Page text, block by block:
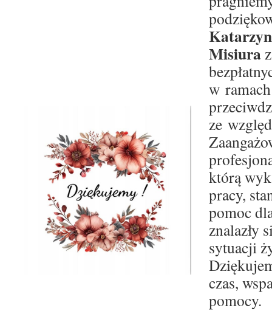
Misiura
w
ze
którą
pracy,
pomoc
znalazły
sytuacji
czas,
pomocy.